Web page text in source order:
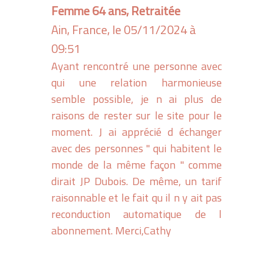
Femme 64 ans, Retraitée
Ain, France, le 05/11/2024 à
09:51
Ayant rencontré une personne avec
qui une relation harmonieuse
semble possible, je n ai plus de
raisons de rester sur le site pour le
moment. J ai apprécié d échanger
avec des personnes " qui habitent le
monde de la même façon " comme
dirait JP Dubois. De même, un tarif
raisonnable et le fait qu il n y ait pas
reconduction automatique de l
abonnement. Merci,Cathy